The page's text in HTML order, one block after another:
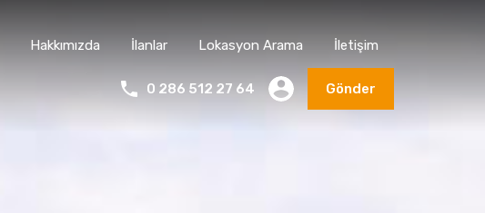
Hakkımızda İlanlar Lokasyon Arama İletişim
0 286 512 27 64 Gönder